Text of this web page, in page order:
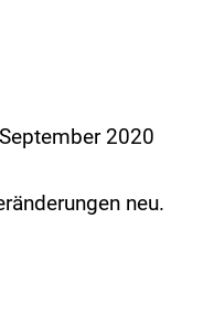
2020
neu.